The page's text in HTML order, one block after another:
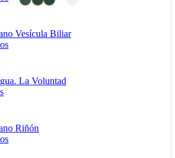
Vesícula Biliar
La Voluntad
Riñón